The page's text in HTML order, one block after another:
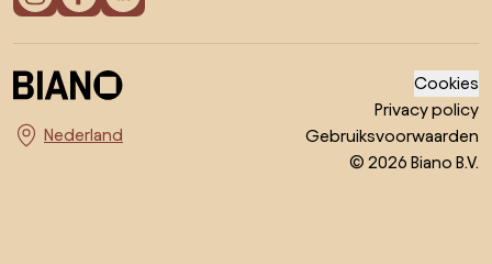
Kies land
Cookies
Privacy policy
Gebruiksvoorwaarden
© 2026 Biano B.V.